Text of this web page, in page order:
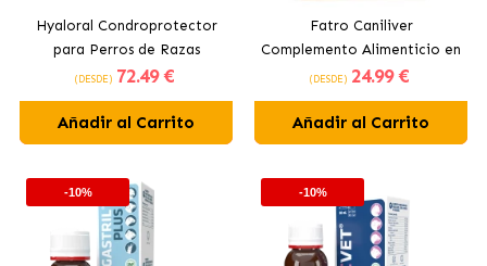
Hyaloral Condroprotector
para Perros de Razas
Grandes Pharmadiet
(DESDE) 72.49 €
Añadir al Carrito
Fatro Caniliver
Complemento Alimenticio en
Comprimidos Protector
(DESDE) 24.99 €
Añadir al Carrito
-10% -10%